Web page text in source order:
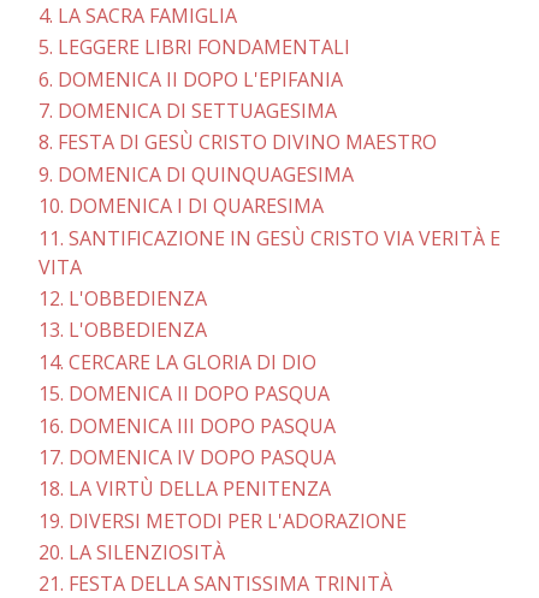
4. LA SACRA FAMIGLIA
5. LEGGERE LIBRI FONDAMENTALI
6. DOMENICA II DOPO L'EPIFANIA
7. DOMENICA DI SETTUAGESIMA
8. FESTA DI GESÙ CRISTO DIVINO MAESTRO
9. DOMENICA DI QUINQUAGESIMA
10. DOMENICA I DI QUARESIMA
11. SANTIFICAZIONE IN GESÙ CRISTO VIA VERITÀ E
VITA
12. L'OBBEDIENZA
13. L'OBBEDIENZA
14. CERCARE LA GLORIA DI DIO
15. DOMENICA II DOPO PASQUA
16. DOMENICA III DOPO PASQUA
17. DOMENICA IV DOPO PASQUA
18. LA VIRTÙ DELLA PENITENZA
19. DIVERSI METODI PER L'ADORAZIONE
20. LA SILENZIOSITÀ
21. FESTA DELLA SANTISSIMA TRINITÀ